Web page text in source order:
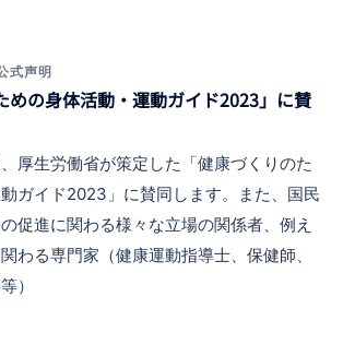
式声明
めの身体活動・運動ガイド2023」に賛
厚生労働省が策定した「健康づくりのた
ガイド2023」に賛同します。また、国民
促進に関わる様々な立場の関係者、例え
わる専門家（健康運動指導士、保健師、
）